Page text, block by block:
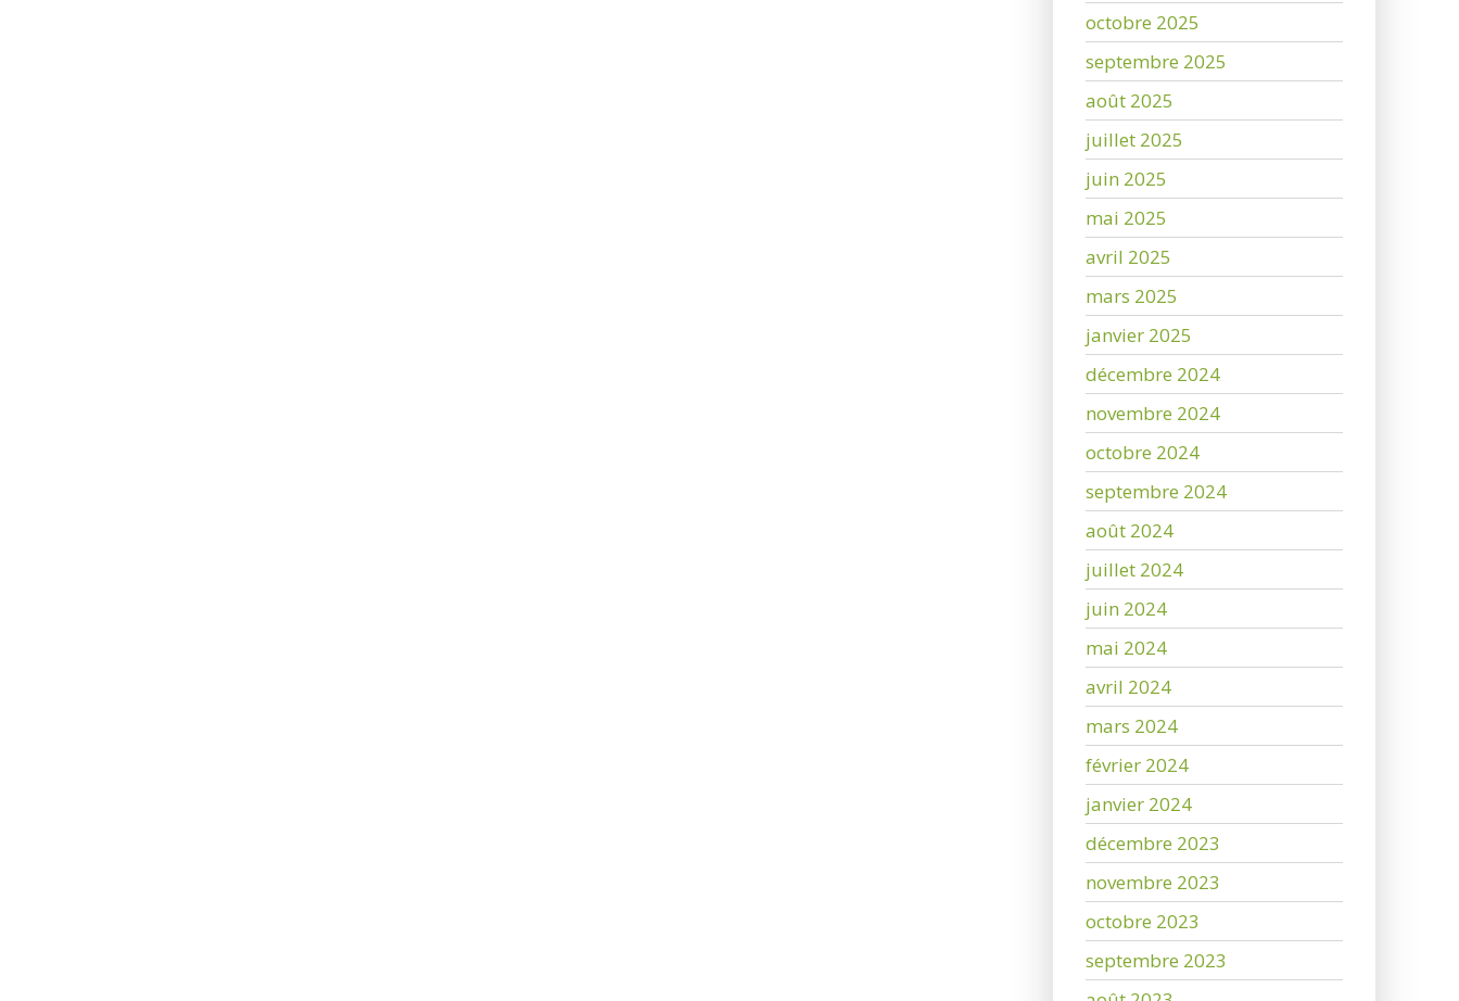
octobre 2025
septembre 2025
août 2025
juillet 2025
juin 2025
mai 2025
avril 2025
mars 2025
janvier 2025
décembre 2024
novembre 2024
octobre 2024
septembre 2024
août 2024
juillet 2024
juin 2024
mai 2024
avril 2024
mars 2024
février 2024
janvier 2024
décembre 2023
novembre 2023
octobre 2023
septembre 2023